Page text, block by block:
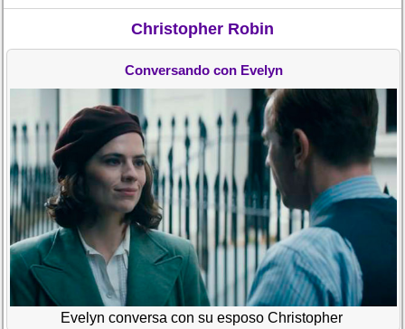
Christopher Robin
Conversando con Evelyn
Evelyn conversa con su esposo Christopher